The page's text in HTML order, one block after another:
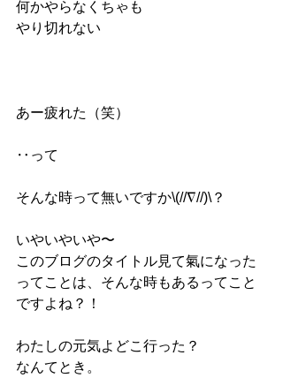
何かやらなくちゃも
やり切れない
あー疲れた（笑）
‥って
そんな時って無いですか\(//∇//)\？
いやいやいや〜
このブログのタイトル見て氣になった
ってことは、そんな時もあるってこと
ですよね？！
わたしの元気よどこ行った？
なんてとき。